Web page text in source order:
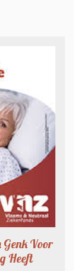
Voor
Heeft